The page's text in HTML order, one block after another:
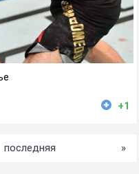
+1
последняя »